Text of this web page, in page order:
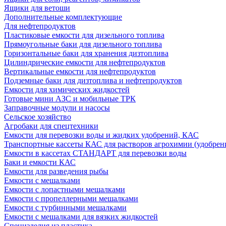
Ящики для ветоши
Дополнительные комплектующие
Для нефтепродуктов
Пластиковые емкости для дизельного топлива
Прямоугольные баки для дизельного топлива
Горизонтальные баки для хранения дизтоплива
Цилиндрические емкости для нефтепродуктов
Вертикальные емкости для нефтепродуктов
Подземные баки для дизтоплива и нефтепродуктов
Емкости для химических жидкостей
Готовые мини АЗС и мобильные ТРК
Заправочные модули и насосы
Сельское хозяйство
Агробаки для спецтехники
Емкости для перевозки воды и жидких удобрений, КАС
Транспортные кассеты КАС для растворов агрохимии
Емкости в кассетах СТАНДАРТ для перевозки воды
Баки и емкости КАС
Емкости для разведения рыбы
Емкости с мешалками
Емкости с лопастными мешалками
Емкости с пропеллерными мешалками
Емкости с турбинными мешалками
Емкости с мешалками для вязких жидкостей